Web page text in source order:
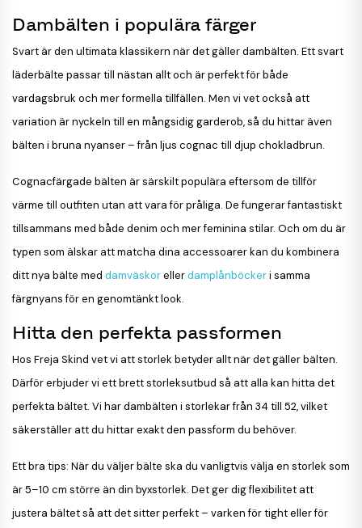
Dambälten i populära färger
Svart är den ultimata klassikern när det gäller dambälten. Ett svart
läderbälte passar till nästan allt och är perfekt för både
vardagsbruk och mer formella tillfällen. Men vi vet också att
variation är nyckeln till en mångsidig garderob, så du hittar även
bälten i bruna nyanser – från ljus cognac till djup chokladbrun.
Cognacfärgade bälten är särskilt populära eftersom de tillför
värme till outfiten utan att vara för pråliga. De fungerar fantastiskt
tillsammans med både denim och mer feminina stilar. Och om du är
typen som älskar att matcha dina accessoarer kan du kombinera
ditt nya bälte med damväskorellerdamplånböckeri samma
färgnyans för en genomtänkt look.
Hitta den perfekta passformen
Hos Freja Skind vet vi att storlek betyder allt när det gäller bälten.
Därför erbjuder vi ett brett storleksutbud så att alla kan hitta det
perfekta bältet. Vi har dambälten i storlekar från 34 till 52, vilket
säkerställer att du hittar exakt den passform du behöver.
Ett bra tips: När du väljer bälte ska du vanligtvis välja en storlek som
är 5–10 cm större än din byxstorlek. Det ger dig flexibilitet att
justera bältet så att det sitter perfekt – varken för tight eller för